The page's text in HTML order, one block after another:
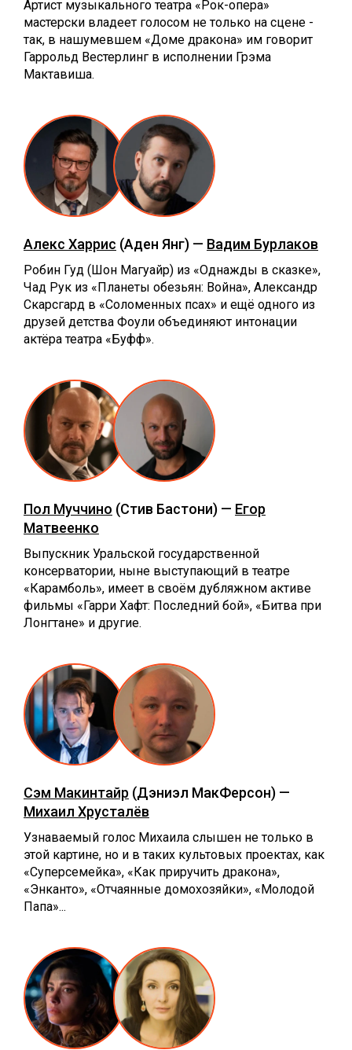
Артист музыкального театра «Рок-опера»
мастерски владеет голосом не только на сцене -
так, в нашумевшем «Доме дракона» им говорит
Гаррольд Вестерлинг в исполнении Грэма
Мактавиша.
Алекс Харрис (Аден Янг) — Вадим Бурлаков
Робин Гуд (Шон Магуайр) из «Однажды в сказке»,
Чад Рук из «Планеты обезьян: Война», Александр
Скарсгард в «Соломенных псах» и ещё одного из
друзей детства Фоули объединяют интонации
актёра театра «Буфф».
Пол Муччино (Стив Бастони) — Егор
Матвеенко
Выпускник Уральской государственной
консерватории, ныне выступающий в театре
«Карамболь», имеет в своём дубляжном активе
фильмы «Гарри Хафт: Последний бой», «Битва при
Лонгтане» и другие.
Сэм Макинтайр (Дэниэл МакФерсон) —
Михаил Хрусталёв
Узнаваемый голос Михаила слышен не только в
этой картине, но и в таких культовых проектах, как
«Суперсемейка», «Как приручить дракона»,
«Энканто», «Отчаянные домохозяйки», «Молодой
Папа»...